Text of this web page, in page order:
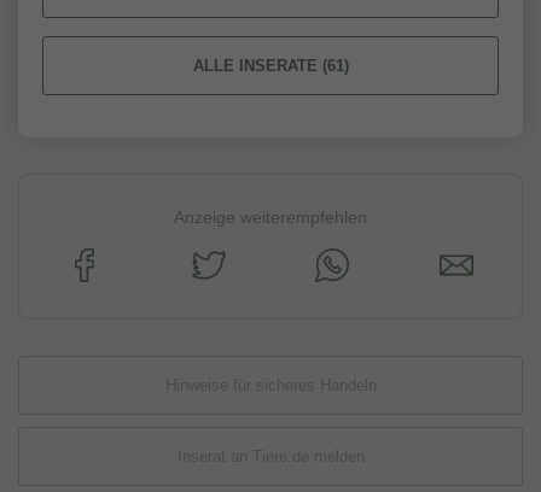
ALLE INSERATE (61)
Anzeige weiterempfehlen
Hinweise für sicheres Handeln
Inserat an Tiere.de melden